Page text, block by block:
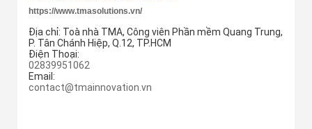
https://www.tmasolutions.vn/
Địa chỉ: Toà nhà TMA, Công viên Phần mềm Quang Trung,
P. Tân Chánh Hiệp, Q.12, TP.HCM
Điện Thoại:
02839951062
Email:
contact@tmainnovation.vn